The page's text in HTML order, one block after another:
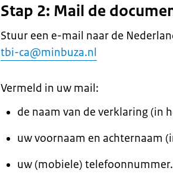
Stap 2: Mail de
Stuur een e-mail naar de
tbi-ca@minbuza.nl
Vermeld in uw mail:
de naam van de verklaring (in
uw voornaam en achternaam
uw (mobiele) telefoonnummer.